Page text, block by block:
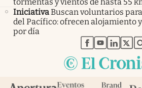
tormentas y vientos de hasta 55
IniciativaBuscan voluntarios
del Pacífico: ofrecen alojamiento
por día
abre en nueva
abre en
abre